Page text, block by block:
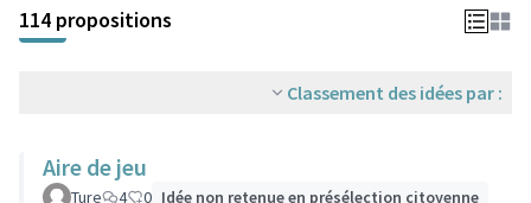
114 propositions
Classement des idées par :
Aire de jeu
Ture 4 0 Idée non retenue en présélection citoyenne